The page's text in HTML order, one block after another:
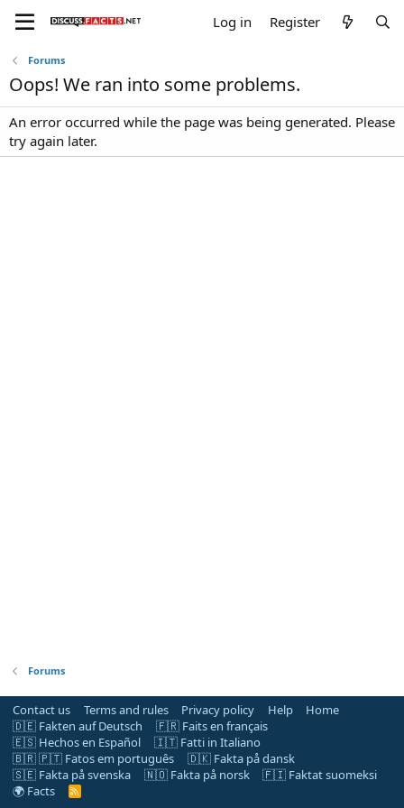
Log in Register
Forums
Oops! We ran into some problems.
An error occurred while the page was being generated. Please
try again later.
Forums
Contact us Terms and rules Privacy policy Help
Home
🇩🇪 Fakten auf Deutsch
🇫🇷 Faits en français
🇪🇸 Hechos en Español
🇮🇹 Fatti in Italiano
🇧🇷 🇵🇹 Fatos em português
🇩🇰 Fakta på dansk
🇸🇪 Fakta på svenska
🇳🇴 Fakta på norsk
🇫🇮 Faktat suomeksi
🌍 Facts
R